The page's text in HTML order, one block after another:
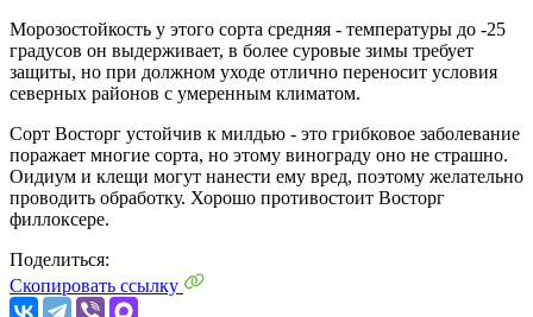
Морозостойкость у этого сорта средняя - температуры до -25
градусов он выдерживает, в более суровые зимы требует
защиты, но при должном уходе отлично переносит условия
северных районов с умеренным климатом.
Сорт Восторг устойчив к милдью - это грибковое заболевание
поражает многие сорта, но этому винограду оно не страшно.
Оидиум и клещи могут нанести ему вред, поэтому желательно
проводить обработку. Хорошо противостоит Восторг
филлоксере.
Поделиться:
Скопировать ссылку